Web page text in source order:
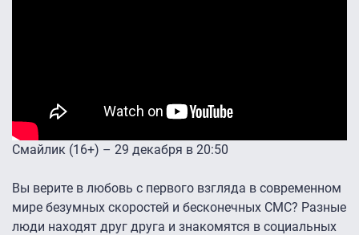
Смайлик (16+) – 29 декабря в 20:50
Вы верите в любовь с первого взгляда в современном
мире безумных скоростей и бесконечных СМС? Разные
люди находят друг друга и знакомятся в социальных